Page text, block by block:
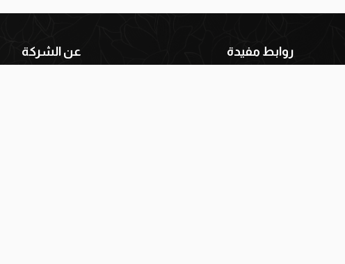
روابط مفيدة عن الشركة